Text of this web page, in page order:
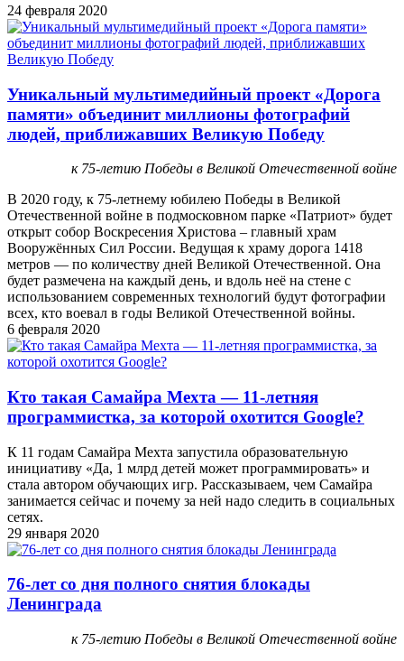
24 февраля 2020
Уникальный мультимедийный проект «Дорога
памяти» объединит миллионы фотографий
людей, приближавших Великую Победу
к 75-летию Победы в Великой Отечественной войне
В 2020 году, к 75-летнему юбилею Победы в Великой
Отечественной войне в подмосковном парке «Патриот» будет
открыт собор Воскресения Христова – главный храм
Вооружённых Сил России. Ведущая к храму дорога 1418
метров — по количеству дней Великой Отечественной. Она
будет размечена на каждый день, и вдоль неё на стене с
использованием современных технологий будут фотографии
всех, кто воевал в годы Великой Отечественной войны.
6 февраля 2020
Кто такая Самайра Мехта — 11-летняя
программистка, за которой охотится Google?
К 11 годам Самайра Мехта запустила образовательную
инициативу «Да, 1 млрд детей может программировать» и
стала автором обучающих игр. Рассказываем, чем Самайра
занимается сейчас и почему за ней надо следить в социальных
сетях.
29 января 2020
76-лет со дня полного снятия блокады
Ленинграда
к 75-летию Победы в Великой Отечественной войне